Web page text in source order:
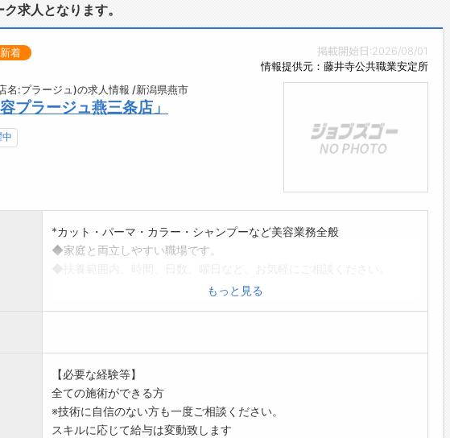
求人となります。
掲載開始日:2026/08/01
情報提供元：藤井寺公共職業安定所
新着
:プラージュ)の求人情報 /新潟県燕市
プラージュ燕三条店」
中
*カット・パーマ・カラー・シャンプーなど美容業務全般
◆家庭と両立しやすい職場です。
※社会保険完備(加入要件を満たす場合は必ず加入しています)
[変更範囲:変更なし]
もっと見る
【必要な経験等】
全ての施術ができる方
※技術に自信のない方も一度ご相談ください。
スキルに応じて給与は変動致します